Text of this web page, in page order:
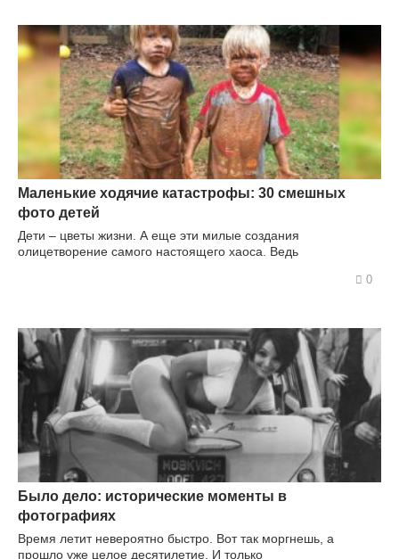
Маленькие ходячие катастрофы: 30 смешных
фото детей
Дети – цветы жизни. А еще эти милые создания
олицетворение самого настоящего хаоса. Ведь
0
Было дело: исторические моменты в
фотографиях
Время летит невероятно быстро. Вот так моргнешь, а
прошло уже целое десятилетие. И только